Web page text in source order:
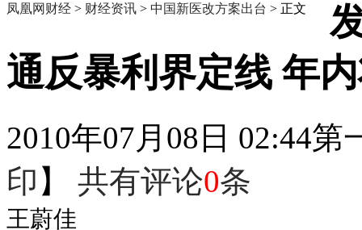
凤凰网财经 > 财经资讯 > 中国新医改方案出台 > 正文
通反暴利界定线 年
2010年07月08日 02:44第
印 】 共有评论0条
王蔚佳